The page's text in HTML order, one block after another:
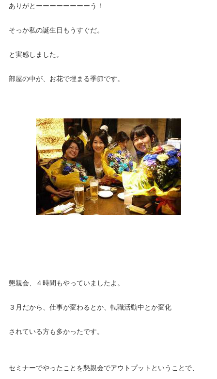
ありがとーーーーーーーーう！
そっか私の誕生日もうすぐだ。
と実感しました。
部屋の中が、お花で埋まる季節です。
懇親会、４時間もやっていましたよ。
３月だから、仕事が変わるとか、転職活動中とか変化
されている方も多かったです。
セミナーでやったことを懇親会でアウトプットということで、